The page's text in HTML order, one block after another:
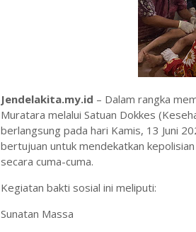
Jendelakita.my.id – Dalam rangka
Muratara melalui Satuan Dokkes
berlangsung pada hari Kamis, 13 Juni
bertujuan untuk mendekatkan
secara cuma-cuma.
Kegiatan bakti sosial ini meliputi:
Sunatan Massa